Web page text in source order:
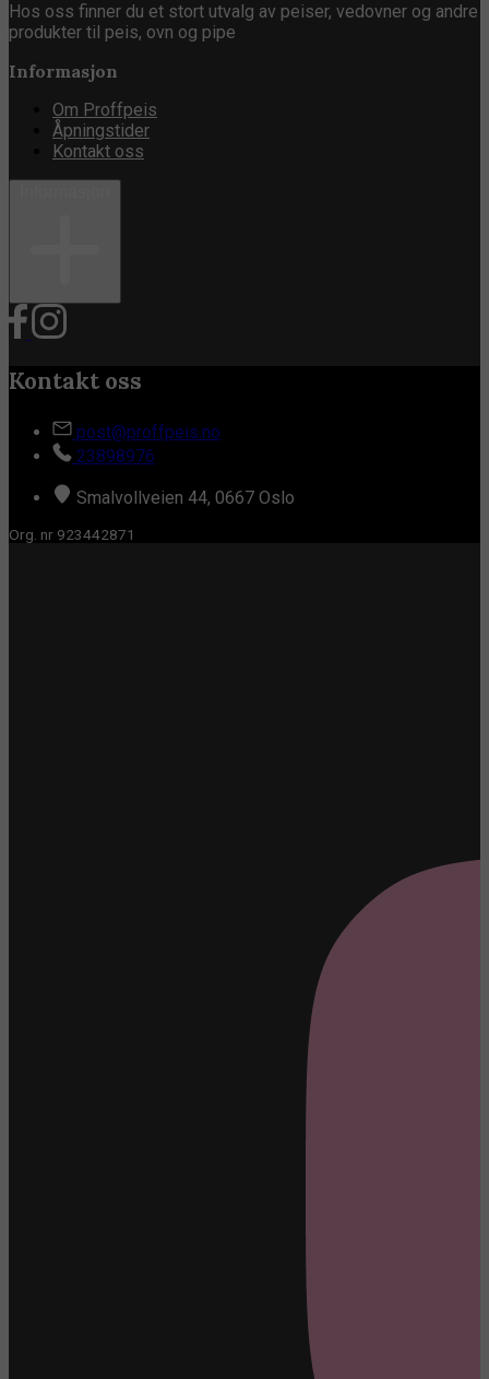
Hos oss finner du et stort utvalg av peiser, vedovner og andre
produkter til peis, ovn og pipe
Informasjon
Om Proffpeis
Åpningstider
Kontakt oss
Kontakt oss
post@proffpeis.no
23898976
Smalvollveien 44, 0667 Oslo
Org. nr 923442871